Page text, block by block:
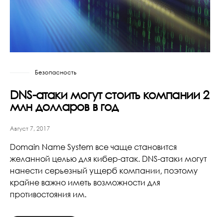
Безопасность
DNS-атаки могут стоить компании 2
млн долларов в год
Август 7, 2017
Domain Name System все чаще становится
желанной целью для кибер-атак. DNS-атаки могут
нанести серьезный ущерб компании, поэтому
крайне важно иметь возможности для
противостояния им.